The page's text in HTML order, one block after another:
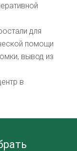
для
помощи
вывод из
в